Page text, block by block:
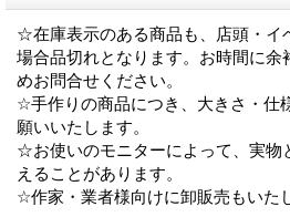
☆在庫表示のある商品も、店頭・イ
場合品切れとなります。お時間に余
めお問合せください。
☆手作りの商品につき、大きさ・仕
願いいたします。
☆お使いのモニターによって、実物
えることがあります。
☆作家・業者様向けに卸販売もいた